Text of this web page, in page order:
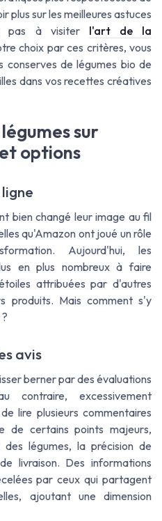
plus sur les meilleures astuces
pas à visiter l'art de la
choix par ces critères, vous
de légumes bio de
dans vos recettes créatives
sur
options
bien changé leur image au fil
qu'Amazon ont joué un rôle
Aujourd'hui, les
en plus nombreux à faire
attribuées par d'autres
produits. Mais comment s'y
avis
berner par des évaluations
contraire, excessivement
lire plusieurs commentaires
de certains points majeurs,
légumes, la précision de
livraison. Des informations
par ceux qui partagent
ajoutant une dimension